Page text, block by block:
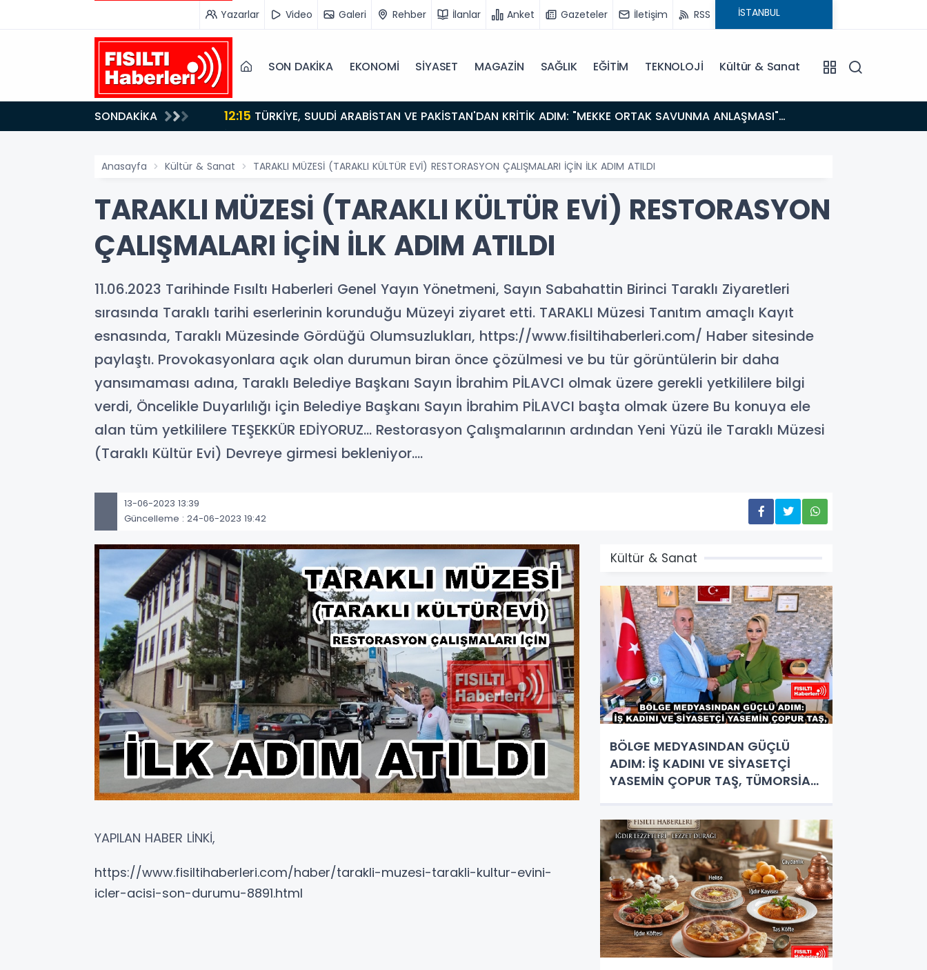
Yazarlar Video Galeri Rehber İlanlar Anket Gazeteler İletişim RSS
SON DAKİKA EKONOMİ SİYASET MAGAZİN SAĞLIK EĞİTİM TEKNOLOJİ Kültür & Sanat
SONDAKİKA 12:15
İMZALANDI!
Uyanacağız"
Anasayfa Kültür & Sanat TARAKLI MÜZESİ (TARAKLI KÜLTÜR EVİ) RESTORASYON ÇALIŞMALARI İÇİN İLK ADIM ATILDI
TARAKLI MÜZESİ (TARAKLI KÜLTÜR EVİ) RESTORASYON
ÇALIŞMALARI İÇİN İLK ADIM ATILDI
11.06.2023 Tarihinde Fısıltı Haberleri Genel Yayın Yönetmeni, Sayın Sabahattin Birinci Taraklı Ziyaretleri
sırasında Taraklı tarihi eserlerinin korunduğu Müzeyi ziyaret etti. TARAKLI Müzesi Tanıtım amaçlı Kayıt
esnasında, Taraklı Müzesinde Gördüğü Olumsuzlukları, https://www.fisiltihaberleri.com/ Haber sitesinde
paylaştı. Provokasyonlara açık olan durumun biran önce çözülmesi ve bu tür görüntülerin bir daha
yansımaması adına, Taraklı Belediye Başkanı Sayın İbrahim PİLAVCI olmak üzere gerekli yetkililere bilgi
verdi, Öncelikle Duyarlılığı için Belediye Başkanı Sayın İbrahim PİLAVCI başta olmak üzere Bu konuya ele
alan tüm yetkililere TEŞEKKÜR EDİYORUZ... Restorasyon Çalışmalarının ardından Yeni Yüzü ile Taraklı Müzesi
(Taraklı Kültür Evi) Devreye girmesi bekleniyor....
13-06-2023 13:39
Güncelleme : 24-06-2023 19:42
YAPILAN HABER LİNKİ,
https://www.fisiltihaberleri.com/haber/tarakli-muzesi-tarakli-kultur-evini-
icler-acisi-son-durumu-8891.html
Kültür & Sanat
BÖLGE MEDYASINDAN GÜÇLÜ
ADIM: İŞ KADINI VE SİYASETÇİ
YASEMİN ÇOPUR TAŞ, TÜMORSİAD